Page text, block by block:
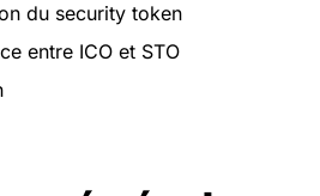
du security token
entre ICO et STO